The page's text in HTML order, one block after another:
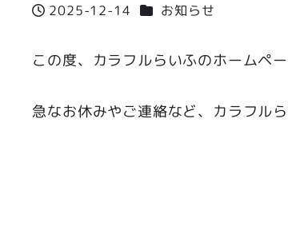
投稿日
2025-12-14 カテゴリー
お知らせ
この度、カラフルらいふのホームペ
急なお休みやご連絡など、カラフル